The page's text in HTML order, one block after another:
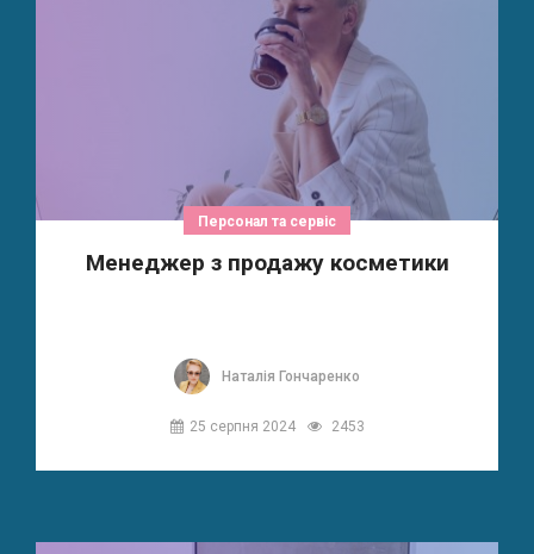
Персонал та сервіс
Менеджер з продажу косметики
Наталія Гончаренко
25 серпня 2024 2453